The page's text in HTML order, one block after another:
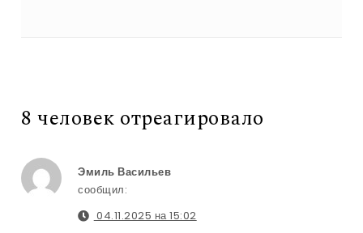
8 человек отреагировало
Эмиль Васильев
сообщил:
04.11.2025 на 15:02